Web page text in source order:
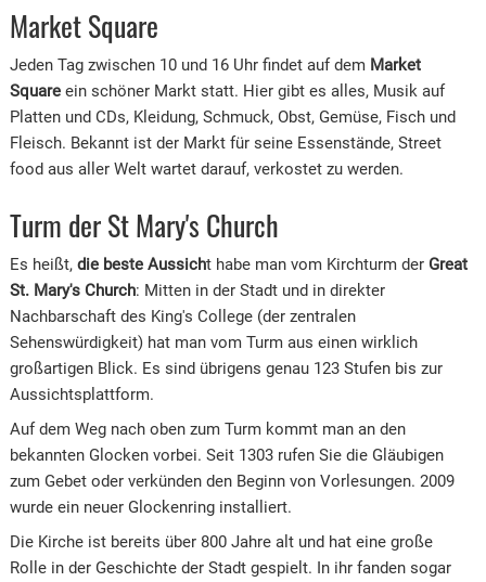
Market Square
Jeden Tag zwischen 10 und 16 Uhr findet auf dem Market
Squareein schöner Markt statt. Hier gibt es alles, Musik auf
Platten und CDs, Kleidung, Schmuck, Obst, Gemüse, Fisch und
Fleisch. Bekannt ist der Markt für seine Essenstände, Street
food aus aller Welt wartet darauf, verkostet zu werden.
Turm der St Mary's Church
Es heißt, die beste Aussicht habe man vom Kirchturm der Great
St. Mary's Church: Mitten in der Stadt und in direkter
Nachbarschaft des King's College (der zentralen
Sehenswürdigkeit) hat man vom Turm aus einen wirklich
großartigen Blick. Es sind übrigens genau 123 Stufen bis zur
Aussichtsplattform.
Auf dem Weg nach oben zum Turm kommt man an den
bekannten Glocken vorbei. Seit 1303 rufen Sie die Gläubigen
zum Gebet oder verkünden den Beginn von Vorlesungen. 2009
wurde ein neuer Glockenring installiert.
Die Kirche ist bereits über 800 Jahre alt und hat eine große
Rolle in der Geschichte der Stadt gespielt. In ihr fanden sogar